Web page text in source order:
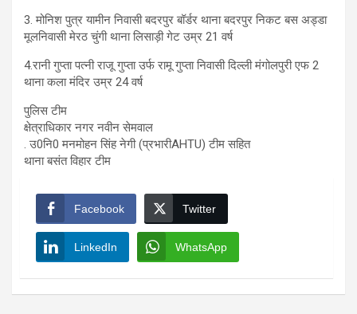
3. मोनिश पुत्र यामीन निवासी बदरपुर बॉर्डर थाना बदरपुर निकट बस अड्डा
मूलनिवासी मेरठ चुंगी थाना लिसाड़ी गेट उम्र 21 वर्ष
4.रानी गुप्ता पत्नी राजू गुप्ता उर्फ रामू गुप्ता निवासी दिल्ली मंगोलपुरी एफ 2
थाना कला मंदिर उम्र 24 वर्ष
पुलिस टीम
क्षेत्राधिकार नगर नवीन सेमवाल
. उ0नि0 मनमोहन सिंह नेगी (प्रभारीAHTU) टीम सहित
थाना बसंत विहार टीम
Facebook Twitter
LinkedIn WhatsApp